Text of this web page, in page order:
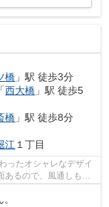
橋 」駅 徒歩3分
「西大橋 」駅 徒歩5
橋 」駅 徒歩8分
江１丁目
ったオシャレなデザイ
あるので、風通しも良